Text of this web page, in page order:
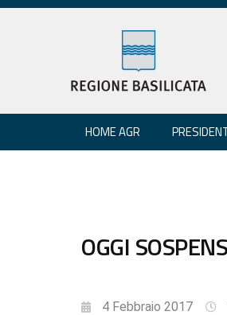
HOME AGR
OGGI
4 Febbraio 2017